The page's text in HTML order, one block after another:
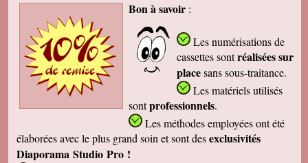
Bon à savoir :
Les numérisations de
cassettessontréalisées sur
placesans sous-traitance.
Les matériels utilisés
sontprofessionnels.
Les méthodes employéesont été
élaborées avec le plus grand soin et sont desexclusivités
Diaporama Studio Pro !